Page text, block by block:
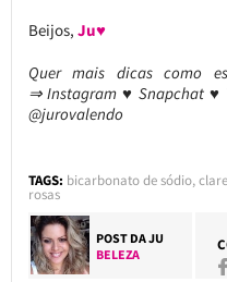
Beijos, Ju♥
Quer mais dicas como
⇒ Instagram ♥ Snapchat ♥
@jurovalendo
TAGS: bicarbonato de sódio,
rosas
POST DAJU
BELEZA